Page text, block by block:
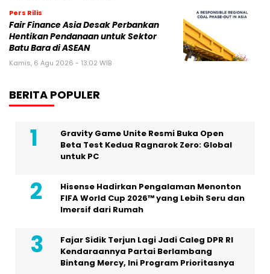
Pers Rilis
Fair Finance Asia Desak Perbankan
Hentikan Pendanaan untuk Sektor
Batu Bara di ASEAN
Kamis, 6 Agu 2026 - 13:02 WIB
BERITA POPULER
Gravity Game Unite Resmi Buka Open
Beta Test Kedua Ragnarok Zero: Global
untuk PC
Hisense Hadirkan Pengalaman Menonton
FIFA World Cup 2026™ yang Lebih Seru dan
Imersif dari Rumah
Fajar Sidik Terjun Lagi Jadi Caleg DPR RI
Kendaraannya Partai Berlambang
Bintang Mercy, Ini Program Prioritasnya